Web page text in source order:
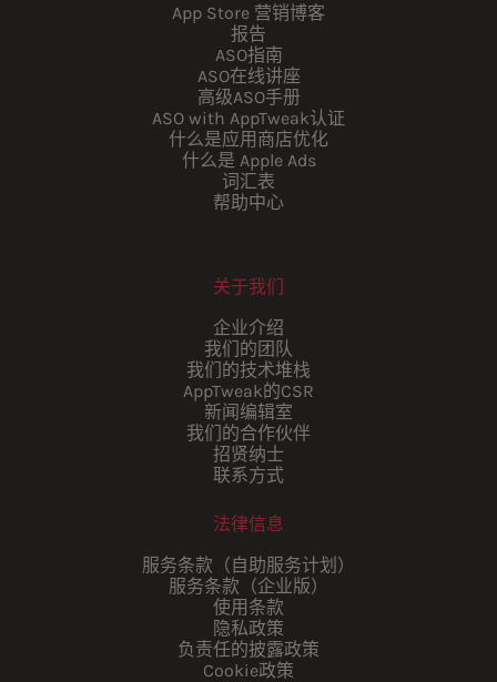
App Store 营销博客
报告
ASO指南
ASO在线讲座
高级ASO手册
ASO with AppTweak认证
什么是应用商店优化
什么是 Apple Ads
词汇表
帮助中心
关于我们
企业介绍
我们的团队
我们的技术堆栈
AppTweak的CSR
新闻编辑室
我们的合作伙伴
招贤纳士
联系方式
法律信息
服务条款（自助服务计划）
服务条款（企业版）
使用条款
隐私政策
负责任的披露政策
Cookie政策